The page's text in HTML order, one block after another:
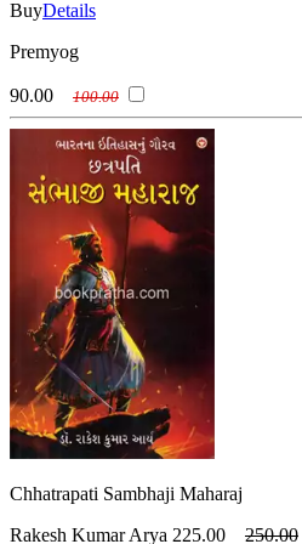
BuyDetails
Premyog
90.00 100.00
Chhatrapati Sambhaji Maharaj
Rakesh Kumar Arya 225.00 250.00